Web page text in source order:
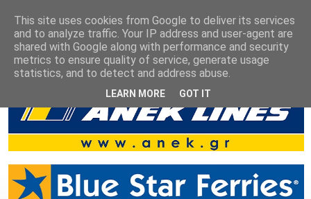
This site uses cookies from Google to deliver its services
and to analyze traffic. Your IP address and user-agent are
shared with Google along with performance and security
metrics to ensure quality of service, generate usage
statistics, and to detect and address abuse.
LEARN MORE GOT IT